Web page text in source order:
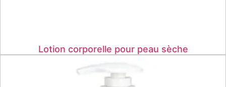
Lotion corporelle pour peau sèche